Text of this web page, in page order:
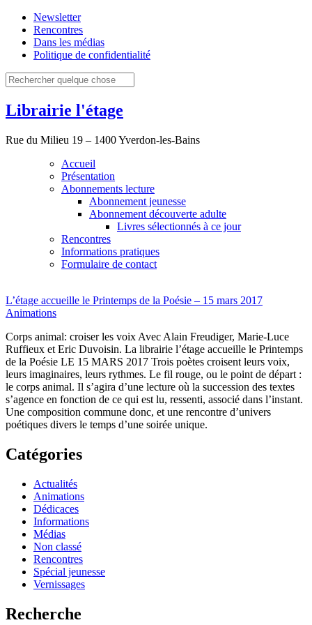
Newsletter
Rencontres
Dans les médias
Politique de confidentialité
Librairie l'étage
Rue du Milieu 19 – 1400 Yverdon-les-Bains
Accueil
Présentation
Abonnements lecture
Abonnement jeunesse
Abonnement découverte adulte
Livres sélectionnés à ce jour
Rencontres
Informations pratiques
Formulaire de contact
L’étage accueille le Printemps de la Poésie – 15 mars 2017
Animations
Corps animal: croiser les voix Avec Alain Freudiger, Marie-Luce
Ruffieux et Eric Duvoisin. La librairie l’étage accueille le Printemps
de la Poésie LE 15 MARS 2017 Trois poètes croisent leurs voix,
leurs imaginaires, leurs rythmes. Le fil rouge, ou le point de départ :
le corps animal. Il s’agira d’une lecture où la succession des textes
s’agence en fonction de ce qui est lu, ressenti, associé dans l’instant.
Une composition commune donc, et une rencontre d’univers
poétiques divers le temps d’une soirée unique.
Catégories
Actualités
Animations
Dédicaces
Informations
Médias
Non classé
Rencontres
Spécial jeunesse
Vernissages
Recherche